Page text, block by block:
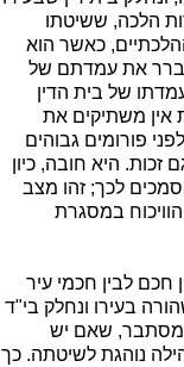
הלכה, ששיטתו
כאשר הוא
את עמדתם של
של בית הדין
אין משתיקים את
פורומים גבוהים
זכות. היא חובה, כיון
לכך; זהו מצב
במסגרת
לבין חכמי עיר
בעירו ונחלק בי"ד
מסתבר, שאם יש
נוהגת לשיטתה. כך